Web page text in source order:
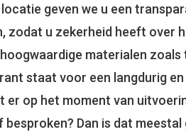
geven we u een
zodat u zekerheid heeft over
materialen
staat voor een langdurig
er op het moment van
Dan is dat meestal